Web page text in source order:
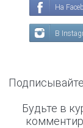
На
В
Будьте в